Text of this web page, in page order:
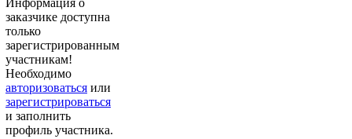
заказчике доступна
только
зарегистрированным
участникам!
Необходимо
авторизоваться или
зарегистрироваться
и заполнить
профиль участника.